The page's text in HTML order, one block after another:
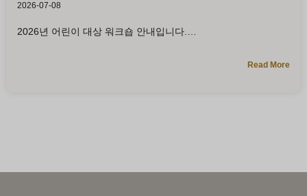
2026-07-08
2026년 어린이 대상 워크숍 안내입니다.
Read More